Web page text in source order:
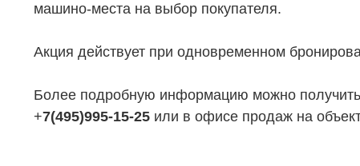
Коммерческая недвижимость
Элитная недвижимость
Заявка на подбор квартиры
Ипотека
Обмен
машино-места на выбор покупателя.
Акция действует при одновременном
Более подробную информацию можно
+7(495)995-15-25 или в офисе продаж на